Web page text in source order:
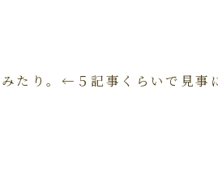
たり。←５記事くらいで見事